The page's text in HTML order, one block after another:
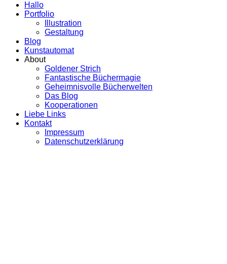
Hallo
Portfolio
Illustration
Gestaltung
Blog
Kunstautomat
About
Goldener Strich
Fantastische Büchermagie
Geheimnisvolle Bücherwelten
Das Blog
Kooperationen
Liebe Links
Kontakt
Impressum
Datenschutzerklärung